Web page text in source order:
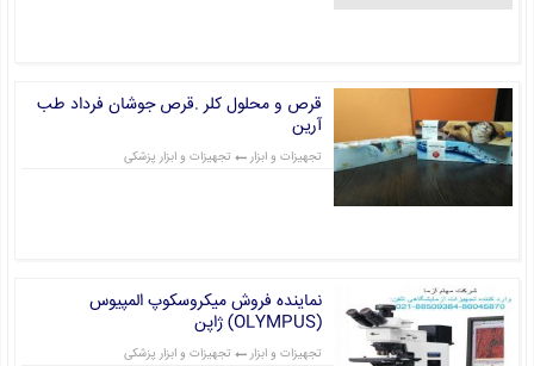
قرص و محلول کلر .قرص جوشان فرداد طب
آرین
تجهیزات و ابزار تجهیزات و ابزار پزشکی
نماینده فروش میکروسکوپ المپیوس
(OLYMPUS) ژاپن
تجهیزات و ابزار تجهیزات و ابزار پزشکی